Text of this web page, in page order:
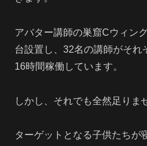
アバター講師の巣窟Cウィン
台設置し、32名の講師がそれ
16時間稼働しています。
しかし、それでも全然足りま
ターゲットとなる子供たちが